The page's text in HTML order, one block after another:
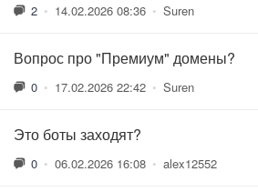
2 • 14.02.2026 08:36 • Suren
Вопрос про "Премиум" домены?
0 • 17.02.2026 22:42 • Suren
Это боты заходят?
0 • 06.02.2026 16:08 • alex12552